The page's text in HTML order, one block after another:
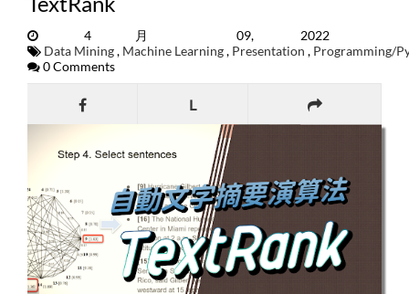
4月 09, 2022
Data Mining, Machine Learning, Presentation , Programming/
0 Comments
L